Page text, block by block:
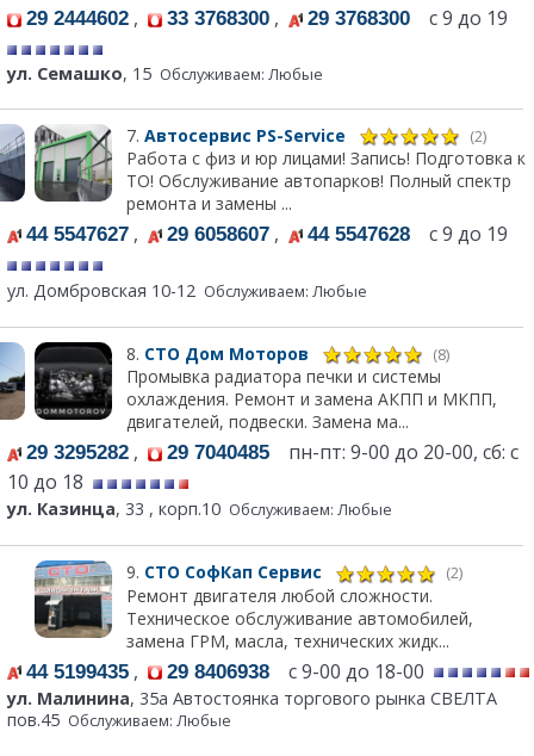
29 2444602 , 33 3768300 , 29 3768300 с 9 до 19
ул. Семашко, 15 Обслуживаем: Любые
7. Автосервис PS-Service (2)
Работа с физ и юр лицами! Запись! Подготовка к
ТО! Обслуживание автопарков! Полный спектр
ремонта и замены ...
44 5547627 , 29 6058607 , 44 5547628 с 9 до 19
ул. Домбровская 10-12 Обслуживаем: Любые
8. СТО Дом Моторов (8)
Промывка радиатора печки и системы
охлаждения. Ремонт и замена АКПП и МКПП,
двигателей, подвески. Замена ма...
29 3295282 , 29 7040485 пн-пт: 9-00 до 20-00, сб: с
10 до 18
ул. Казинца, 33 , корп.10 Обслуживаем: Любые
9. СТО СофКап Сервис (2)
Ремонт двигателя любой сложности.
Техническое обслуживание автомобилей,
замена ГРМ, масла, технических жидк...
44 5199435 , 29 8406938 с 9-00 до 18-00
ул. Малинина, 35а Автостоянка торгового рынка СВЕЛТА
пов.45 Обслуживаем: Любые